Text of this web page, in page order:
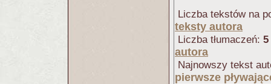
Liczba tekstów na
teksty autora
Liczba tłumaczeń: 5
autora
Najnowszy tekst
pierwsze